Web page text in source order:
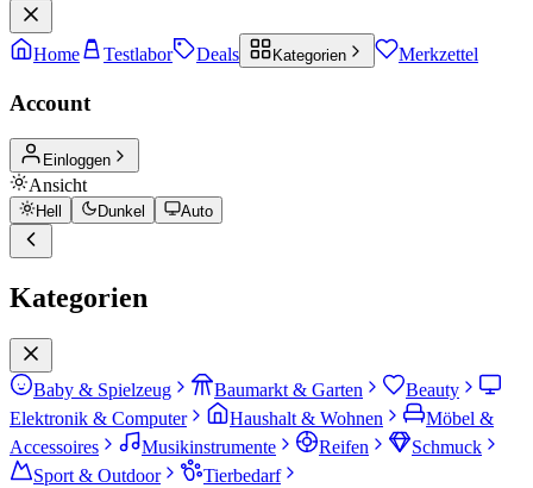
Home Testlabor Deals Kategorien Merkzettel
Account
Einloggen
Ansicht
Hell Dunkel Auto
Kategorien
Baby & Spielzeug Baumarkt & Garten
Beauty
Elektronik & Computer
Haushalt & Wohnen
Möbel &
Accessoires
Musikinstrumente Reifen
Schmuck
Sport & Outdoor
Tierbedarf